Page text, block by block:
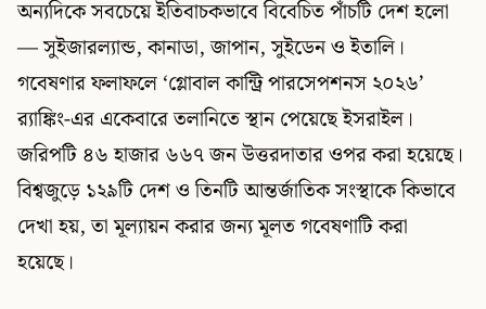
অন্যদিকে সবচেয়ে ইতিবাচকভাবে বিবেচিত পাঁচটি দেশ হলো
— সুইজারল্যান্ড, কানাডা, জাপান, সুইডেন ও ইতালি।
গবেষণার ফলাফলে ‘গ্লোবাল কান্ট্রি পারসেপশনস ২০২৬’
র‍্যাঙ্কিং-এর একেবারে তলানিতে স্থান পেয়েছে ইসরাইল।
জরিপটি ৪৬ হাজার ৬৬৭ জন উত্তরদাতার ওপর করা হয়েছে।
বিশ্বজুড়ে ১২৯টি দেশ ও তিনটি আন্তর্জাতিক সংস্থাকে কিভাবে
দেখা হয়, তা মূল্যায়ন করার জন্য মূলত গবেষণাটি করা
হয়েছে।